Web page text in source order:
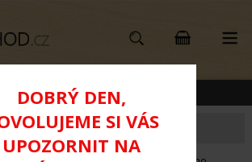
DOBRÝ DEN,
SI VÁS
UPOZORNIT NA
KATEGORIE PRODUKTŮ